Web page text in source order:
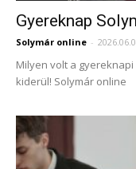
Gyereknap
Solymár online -
Milyen volt a
kiderül! Solymár online